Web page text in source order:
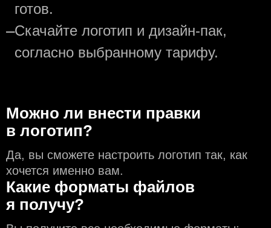
готов.
—Скачайте логотип и дизайн-пак,
согласно выбранному тарифу.
Можно ли внести правки
в логотип?
Да, вы сможете настроить логотип так, как
хочется именно вам.
Какие форматы файлов
я получу?